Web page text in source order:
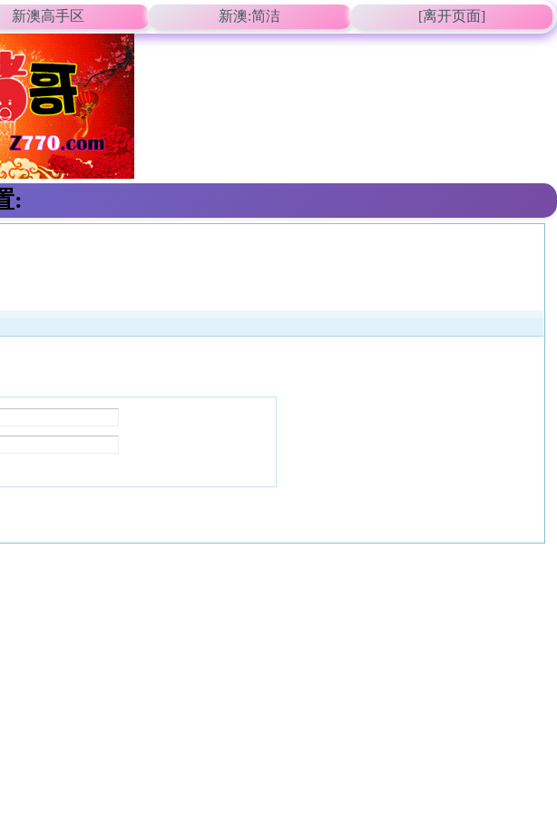
新澳高手区 新澳:简洁 [离开页面]
: